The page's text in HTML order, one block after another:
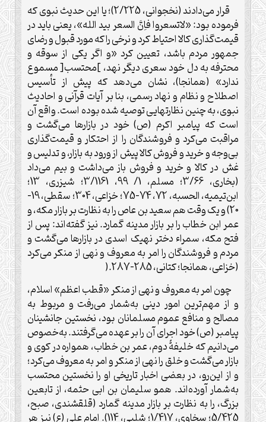
قرار می‌دادند (نخجوانی، 2/225)؛ یا این حدیث نبوی که
فرموده بود: «لاتسعروا فاِنَّ السعر بید الله»، یعنی باید در
قیمت‌گذاری کالا احتیاط کرد و نرخی را که مورد قبول و رضای
جمهور مردم باشد، تعیین کرد «و اگر یکی از سوقه و
محترفه به دل خود سعری دیگر نهد، ]محتسب[ مسموع
ندارد» (همانجا)، نشان می‌دهد که پیش از تأسیس
اصطلاح و نظام و نهاد رسمی، بنا بر آیات قرآنی و احادیث
نبوی، به چنین نظارتهایی توصیه شده بوده است. واقع آن
است که پیامبر اکرم (ص) خود در بازارها می‌گشت و
مراقبت می‌کرد و فروشندگان را از احتکار و قیمت‌گذاری
بی‌وجه و خرید و فروش کالا پیش از ورود به بازار، و تدلیس و
غش در کالا و خرید و فروش باز می‌داشت و بیم می‌داد
(بخاری، 3/66؛ مسلم، 1/ 99، 3/1161؛ شیزری، 13؛
ابن‌تیمیه، الحسبه، 72، 74-75؛ خزاعی، 304؛ سقطی، 19-
20) و یک وقت هم سعید بن عاص را به نظارت بر بازار مکه، و
عمر ابن خطاب را بر بازار مدینه گمارد. نیز گفته‌اند: پس از
فتح مکه، سمراء دختر نهیک اسدی در بازارها می‌گشت و
مردم و فروشندگان را امر به معروف و نهی از منکر می‌کرد
(خزاعی، همانجا؛ کتانی، 285-287
).
چون امر به معروف و نهی از منکر «قطب اعظم» اسلام،
و از مهم‌ترین امور دینی به‌شمار می‌رفت و مربوط به
مصالح و منافع عموم مسلمانان بود، نخستین جانشینان
پیامبر (ص) خود اجرای آن را بر عهده می‌گرفتند. به‌خصوص
می‌دانیم که خلیفۀ دوم، عمر بن خطاب، همواره در کوی و
بازار می‌گشت و خلق را نهی از منکر و امر به معروف می‌کرد؛
و از این‌رو، در بعضی اخبار تاریخی او را نخستین محتسب
به‌شمار آورده‌اند. همو سلیمان بن ابی حثمه، از تابعین
بزرگ، را به نظارت بر بازار مدینه گمارد (قلقشندی، صبح،